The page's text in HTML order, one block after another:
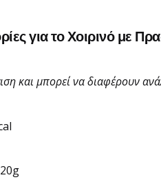
για το Χοιρινό με
και μπορεί να διαφέρουν